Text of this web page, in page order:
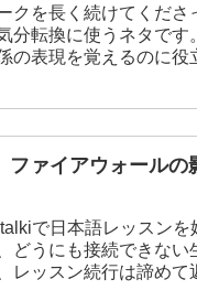
クを長く続けてくだ
換に使うネタです。何かの参考
ファイアウォール
本語レッスンを始めております。 そ
にも接続できない生徒さんに
レッスン続行は諦め